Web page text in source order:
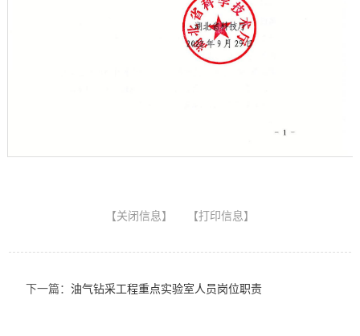
【关闭信息】 【打印信息】
下一篇：油气钻采工程重点实验室人员岗位职责